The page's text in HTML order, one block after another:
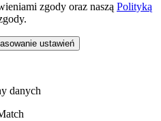
zgody oraz naszą Polityką
ustawień
danych